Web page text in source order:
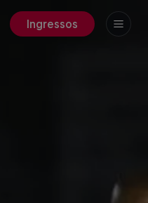
Ingressos